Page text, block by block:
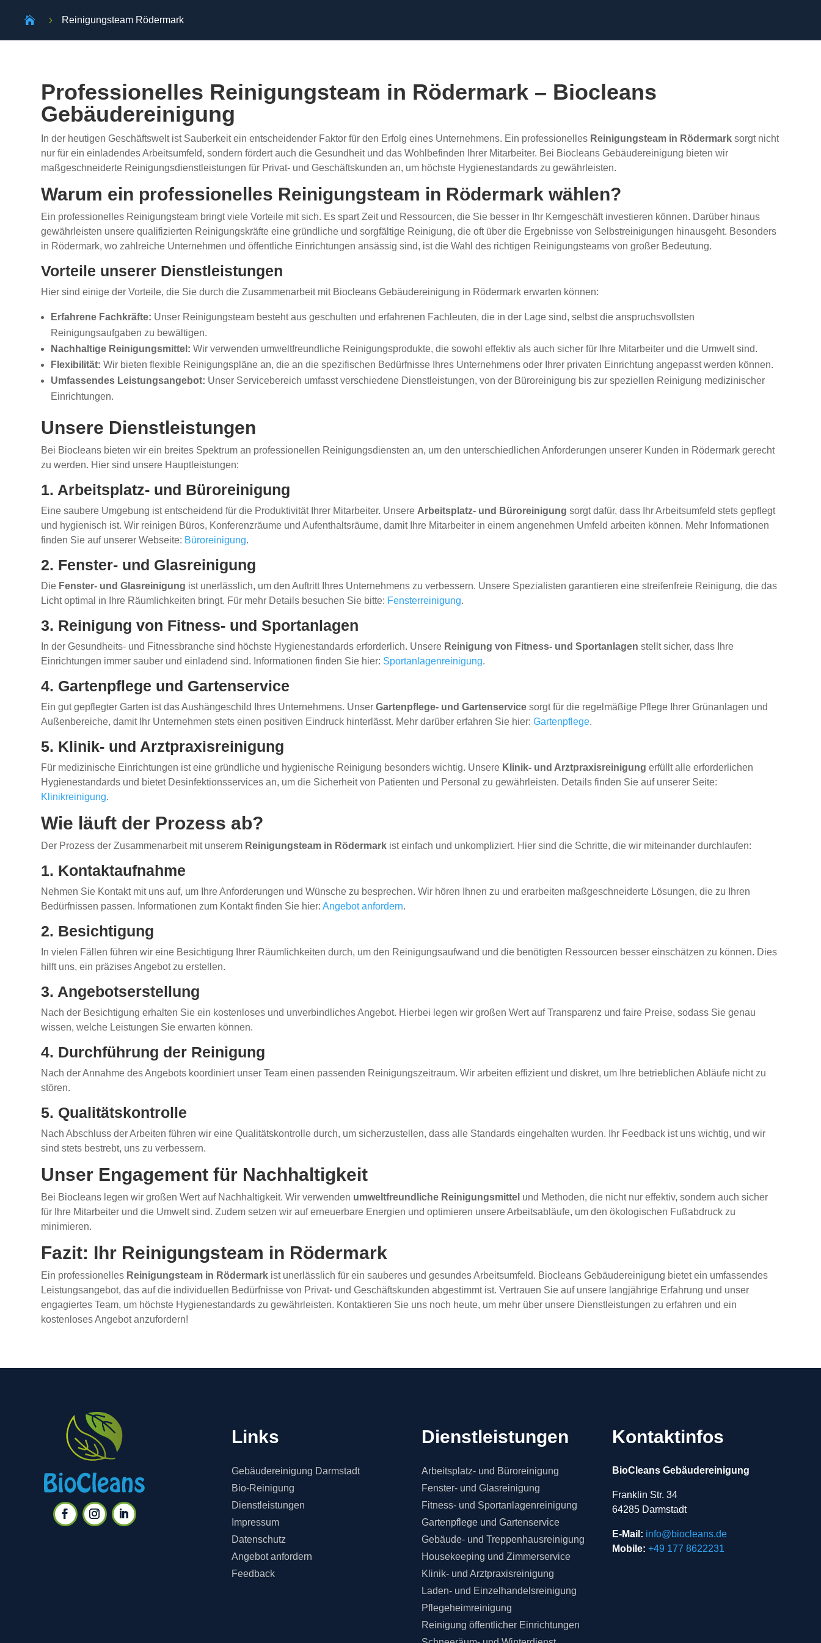
 5 Reinigungsteam Rödermark
Professionelles Reinigungsteam in Rödermark – Biocleans
Gebäudereinigung
In der heutigen Geschäftswelt ist Sauberkeit ein entscheidender Faktor für den Erfolg eines Unternehmens. Ein professionelles Reinigungsteam in Rödermark sorgt nicht
nur für ein einladendes Arbeitsumfeld, sondern fördert auch die Gesundheit und das Wohlbefinden Ihrer Mitarbeiter. Bei Biocleans Gebäudereinigung bieten wir
maßgeschneiderte Reinigungsdienstleistungen für Privat- und Geschäftskunden an, um höchste Hygienestandards zu gewährleisten.
Warum ein professionelles Reinigungsteam in Rödermark wählen?
Ein professionelles Reinigungsteam bringt viele Vorteile mit sich. Es spart Zeit und Ressourcen, die Sie besser in Ihr Kerngeschäft investieren können. Darüber hinaus
gewährleisten unsere qualifizierten Reinigungskräfte eine gründliche und sorgfältige Reinigung, die oft über die Ergebnisse von Selbstreinigungen hinausgeht. Besonders
in Rödermark, wo zahlreiche Unternehmen und öffentliche Einrichtungen ansässig sind, ist die Wahl des richtigen Reinigungsteams von großer Bedeutung.
Vorteile unserer Dienstleistungen
Hier sind einige der Vorteile, die Sie durch die Zusammenarbeit mit Biocleans Gebäudereinigung in Rödermark erwarten können:
Erfahrene Fachkräfte: Unser Reinigungsteam besteht aus geschulten und erfahrenen Fachleuten, die in der Lage sind, selbst die anspruchsvollsten
Reinigungsaufgaben zu bewältigen.
Nachhaltige Reinigungsmittel: Wir verwenden umweltfreundliche Reinigungsprodukte, die sowohl effektiv als auch sicher für Ihre Mitarbeiter und die Umwelt sind.
Flexibilität: Wir bieten flexible Reinigungspläne an, die an die spezifischen Bedürfnisse Ihres Unternehmens oder Ihrer privaten Einrichtung angepasst werden können.
Umfassendes Leistungsangebot: Unser Servicebereich umfasst verschiedene Dienstleistungen, von der Büroreinigung bis zur speziellen Reinigung medizinischer
Einrichtungen.
Unsere Dienstleistungen
Bei Biocleans bieten wir ein breites Spektrum an professionellen Reinigungsdiensten an, um den unterschiedlichen Anforderungen unserer Kunden in Rödermark gerecht
zu werden. Hier sind unsere Hauptleistungen:
1. Arbeitsplatz- und Büroreinigung
Eine saubere Umgebung ist entscheidend für die Produktivität Ihrer Mitarbeiter. Unsere Arbeitsplatz- und Büroreinigung sorgt dafür, dass Ihr Arbeitsumfeld stets gepflegt
und hygienisch ist. Wir reinigen Büros, Konferenzräume und Aufenthaltsräume, damit Ihre Mitarbeiter in einem angenehmen Umfeld arbeiten können. Mehr Informationen
finden Sie auf unserer Webseite: Büroreinigung.
2. Fenster- und Glasreinigung
Die Fenster- und Glasreinigung ist unerlässlich, um den Auftritt Ihres Unternehmens zu verbessern. Unsere Spezialisten garantieren eine streifenfreie Reinigung, die das
Licht optimal in Ihre Räumlichkeiten bringt. Für mehr Details besuchen Sie bitte: Fensterreinigung.
3. Reinigung von Fitness- und Sportanlagen
In der Gesundheits- und Fitnessbranche sind höchste Hygienestandards erforderlich. Unsere Reinigung von Fitness- und Sportanlagen stellt sicher, dass Ihre
Einrichtungen immer sauber und einladend sind. Informationen finden Sie hier: Sportanlagenreinigung.
4. Gartenpflege und Gartenservice
Ein gut gepflegter Garten ist das Aushängeschild Ihres Unternehmens. UnserGartenpflege- und Gartenservice sorgt für die regelmäßige Pflege Ihrer Grünanlagen und
Außenbereiche, damit Ihr Unternehmen stets einen positiven Eindruck hinterlässt. Mehr darüber erfahren Sie hier:Gartenpflege.
5. Klinik- und Arztpraxisreinigung
Für medizinische Einrichtungen ist eine gründliche und hygienische Reinigung besonders wichtig. Unsere Klinik- und Arztpraxisreinigung erfüllt alle erforderlichen
Hygienestandards und bietet Desinfektionsservices an, um die Sicherheit von Patienten und Personal zu gewährleisten. Details finden Sie auf unserer Seite:
Klinikreinigung.
Wie läuft der Prozess ab?
Der Prozess der Zusammenarbeit mit unserem Reinigungsteam in Rödermark ist einfach und unkompliziert. Hier sind die Schritte, die wir miteinander durchlaufen:
1. Kontaktaufnahme
Nehmen Sie Kontakt mit uns auf, um Ihre Anforderungen und Wünsche zu besprechen. Wir hören Ihnen zu und erarbeiten maßgeschneiderte Lösungen, die zu Ihren
Bedürfnissen passen. Informationen zum Kontakt finden Sie hier:Angebot anfordern.
2. Besichtigung
In vielen Fällen führen wir eine Besichtigung Ihrer Räumlichkeiten durch, um den Reinigungsaufwand und die benötigten Ressourcen besser einschätzen zu können. Dies
hilft uns, ein präzises Angebot zu erstellen.
3. Angebotserstellung
Nach der Besichtigung erhalten Sie ein kostenloses und unverbindliches Angebot. Hierbei legen wir großen Wert auf Transparenz und faire Preise, sodass Sie genau
wissen, welche Leistungen Sie erwarten können.
4. Durchführung der Reinigung
Nach der Annahme des Angebots koordiniert unser Team einen passenden Reinigungszeitraum. Wir arbeiten effizient und diskret, um Ihre betrieblichen Abläufe nicht zu
stören.
5. Qualitätskontrolle
Nach Abschluss der Arbeiten führen wir eine Qualitätskontrolle durch, um sicherzustellen, dass alle Standards eingehalten wurden. Ihr Feedback ist uns wichtig, und wir
sind stets bestrebt, uns zu verbessern.
Unser Engagement für Nachhaltigkeit
Bei Biocleans legen wir großen Wert auf Nachhaltigkeit. Wir verwenden umweltfreundliche Reinigungsmittel und Methoden, die nicht nur effektiv, sondern auch sicher
für Ihre Mitarbeiter und die Umwelt sind. Zudem setzen wir auf erneuerbare Energien und optimieren unsere Arbeitsabläufe, um den ökologischen Fußabdruck zu
minimieren.
Fazit: Ihr Reinigungsteam in Rödermark
Ein professionelles Reinigungsteam in Rödermark ist unerlässlich für ein sauberes und gesundes Arbeitsumfeld. Biocleans Gebäudereinigung bietet ein umfassendes
Leistungsangebot, das auf die individuellen Bedürfnisse von Privat- und Geschäftskunden abgestimmt ist. Vertrauen Sie auf unsere langjährige Erfahrung und unser
engagiertes Team, um höchste Hygienestandards zu gewährleisten. Kontaktieren Sie uns noch heute, um mehr über unsere Dienstleistungen zu erfahren und ein
kostenloses Angebot anzufordern!
Links
Gebäudereinigung Darmstadt
Bio-Reinigung
Dienstleistungen
Impressum
Datenschutz
Angebot anfordern
Feedback
Dienstleistungen
Arbeitsplatz- und Büroreinigung
Fenster- und Glasreinigung
Fitness- und Sportanlagenreinigung
Gartenpflege und Gartenservice
Gebäude- und Treppenhausreinigung
Housekeeping und Zimmerservice
Klinik- und Arztpraxisreinigung
Laden- und Einzelhandelsreinigung
Pflegeheimreinigung
Reinigung öffentlicher Einrichtungen
Kontaktinfos
BioCleans Gebäudereinigung
Franklin Str. 34
64285 Darmstadt
E-Mail: info@biocleans.de
Mobile: +49 177 8622231